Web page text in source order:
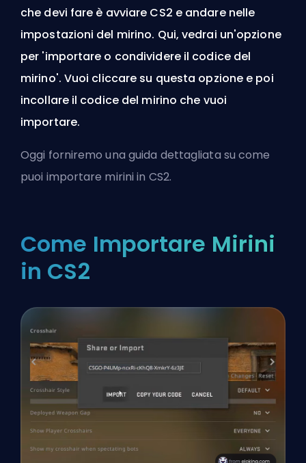
che devi fare è avviare CS2 e andare nelle
impostazioni del mirino. Qui, vedrai un'opzione
per 'importare o condividere il codice del
mirino'. Vuoi cliccare su questa opzione e poi
incollare il codice del mirino che vuoi
importare.
Oggi forniremo una guida dettagliata su come
puoi importare mirini in CS2.
Come Importare Mirini
in CS2